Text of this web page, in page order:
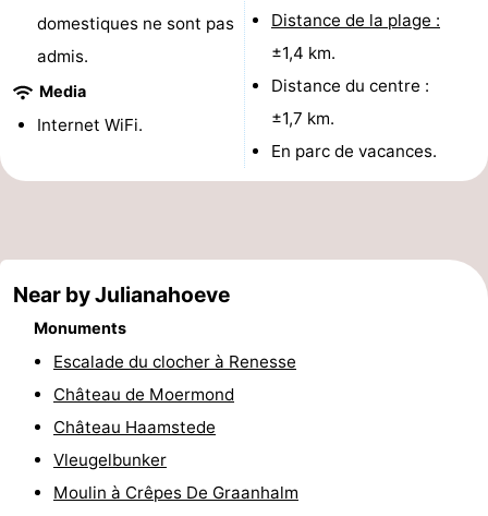
Méridionale
Leiden
Bollenstreek
Nature
Duin
-
Katwijk
-
Scheveningen
Haye
Rotterdam
Rockanje
Zeeland
domestiques ne sont pas
admis.
Media
Internet WiFi.
Distance de la plage :
±1,4 km.
Distance du centre :
±1,7 km.
En parc de vacances.
Near by Julianahoeve
Monuments
Escalade du clocher à Renesse
Château de Moermond
Château Haamstede
Vleugelbunker
Moulin à Crêpes De Graanhalm